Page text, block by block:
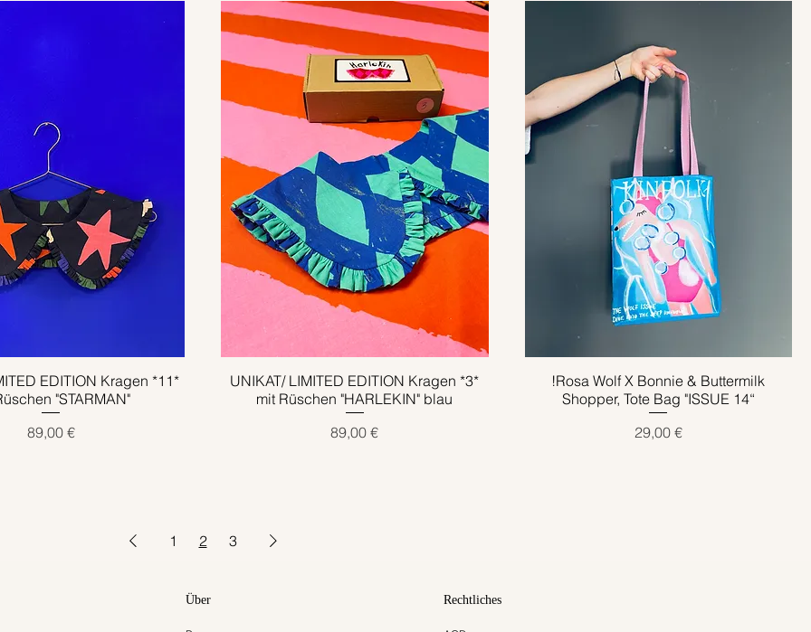
Schnellansicht
EDITION Kragen *11*
"STARMAN"
Preis
89,00 €
Schnellansicht
UNIKAT/ LIMITED EDITION Kragen *3*
mit Rüschen "HARLEKIN" blau
Preis
89,00 €
Schnellansicht
!Rosa Wolf X Bonnie & Buttermilk
Shopper, Tote Bag "ISSUE 14“
Preis
29,00 €
1 2 3
Über Rechtliches